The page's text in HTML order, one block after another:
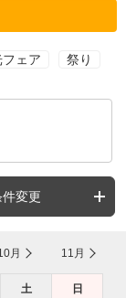
ェア 祭り
件変更
月 11月
土 日